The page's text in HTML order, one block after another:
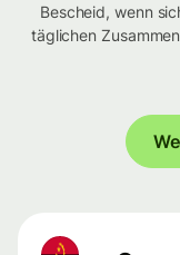
Bescheid, wenn
täglichen